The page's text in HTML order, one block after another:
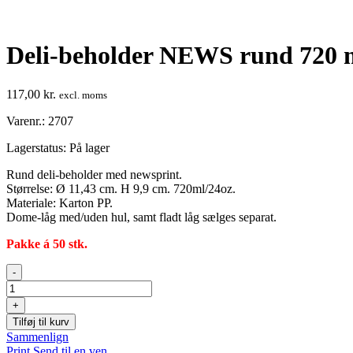
Deli-beholder NEWS rund 720
117,00 kr. excl. moms
Varenr.: 2707
Lagerstatus: På lager
Rund deli-beholder med newsprint.
Størrelse: Ø 11,43 cm. H 9,9 cm. 720ml/24oz.
Materiale: Karton PP.
Dome-låg med/uden hul, samt fladt låg sælges separat.
Pakke á 50 stk.
Deli-
beholder
NEWS
rund
720
ml
-
+
Tilføj til kurv
Sammenlign